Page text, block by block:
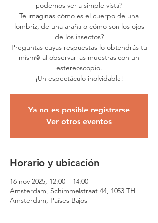
podemos ver a simple vista?
Te imaginas cómo es el cuerpo de una
lombriz, de una araña o cómo son los ojos
de los insectos?
Preguntas cuyas respuestas lo obtendrás tu
mism@ al observar las muestras con un
estereoscopio.
Ya no es posible registrarse
Ver otros eventos
Horario y ubicación
16 nov 2025, 12:00 – 14:00
Amsterdam, Schimmelstraat 44, 1053 TH
Amsterdam, Países Bajos